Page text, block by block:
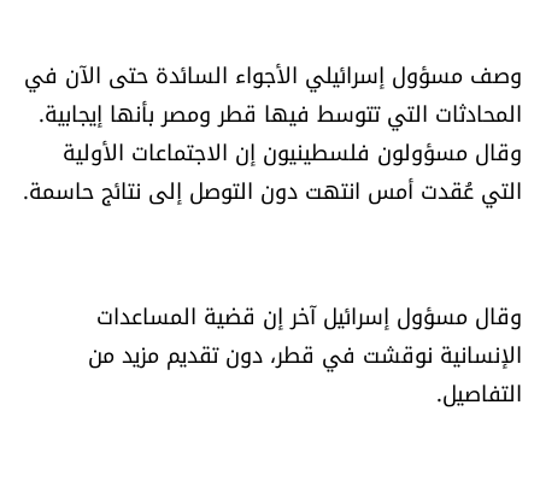
صحّة وصحن
الرياضة
حظّك اليوم
للتاريخ
وصف مسؤول إسرائيلي الأجواء السائدة حتى الآن في
المحادثات التي تتوسط فيها قطر ومصر بأنها إيجابية.
وقال مسؤولون فلسطينيون إن الاجتماعات الأولية
التي عُقدت أمس انتهت دون التوصل إلى نتائج حاسمة.
وقال مسؤول إسرائيل آخر إن قضية المساعدات
الإنسانية نوقشت في قطر، دون تقديم مزيد من
التفاصيل.